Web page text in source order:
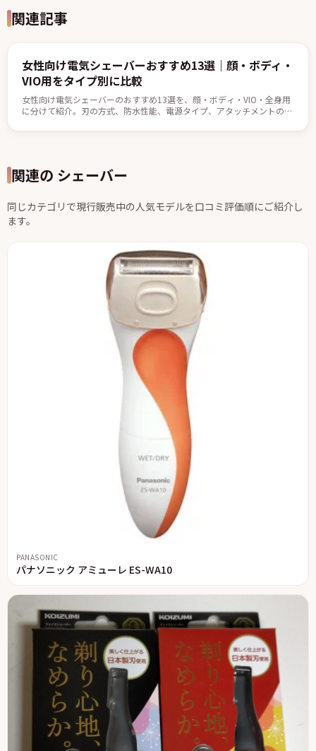
関連記事
女性向け電気シェーバーおすすめ13選｜顔・ボディ・
VIO用をタイプ別に比較
女性向け電気シェーバーのおすすめ13選を、顔・ボディ・VIO・全身用
に分けて紹介。刃の方式、防水性能、電源タイプ、アタッチメントの違
関連の シェーバー
同じカテゴリで現行販売中の人気モデルを口コミ評価順にご紹介し
ます。
PANASONIC
パナソニック アミューレ ES-WA10